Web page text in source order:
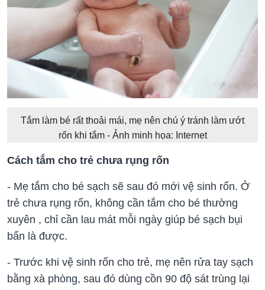
Tắm làm bé rất thoải mái, mẹ nên chú ý tránh làm ướt
rốn khi tắm - Ảnh minh họa: Internet
Cách tắm cho trẻ chưa rụng rốn
- Mẹ tắm cho bé sạch sẽ sau đó mới vệ sinh rốn. Ở
trẻ chưa rụng rốn, không cần tắm cho bé thường
xuyên , chỉ cần lau mát mỗi ngày giúp bé sạch bụi
bẩn là được.
- Trước khi vệ sinh rốn cho trẻ, mẹ nên rửa tay sạch
bằng xà phòng, sau đó dùng cồn 90 độ sát trùng lại